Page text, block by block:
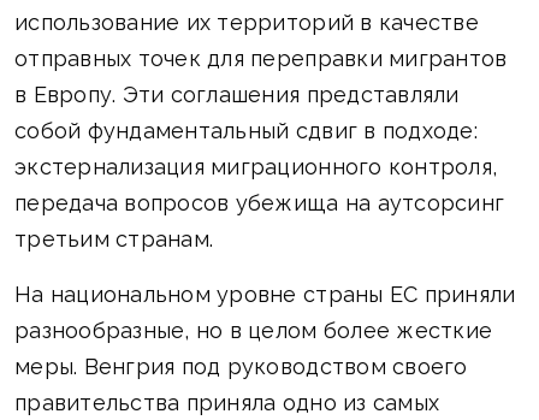
использование их территорий в качестве
отправных точек для переправки мигрантов
в Европу. Эти соглашения представляли
собой фундаментальный сдвиг в подходе:
экстернализация миграционного контроля,
передача вопросов убежища на аутсорсинг
третьим странам.
На национальном уровне страны ЕС приняли
разнообразные, но в целом более жесткие
меры. Венгрия под руководством своего
правительства приняла одно из самых